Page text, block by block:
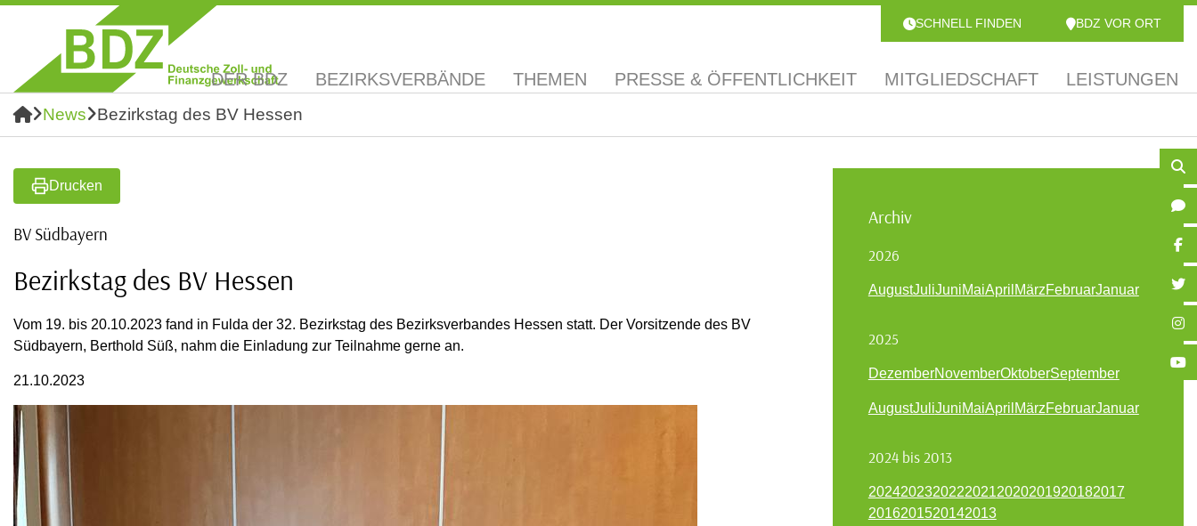
SCHNELL FINDEN BDZ VOR ORT
DER BDZ BEZIRKSVERBÄNDE THEMEN PRESSE & ÖFFENTLICHKEIT MITGLIEDSCHAFT LEISTUNGEN
News Bezirkstag des BV Hessen
Drucken
BV Südbayern
Bezirkstag des BV Hessen
Vom 19. bis 20.10.2023 fand in Fulda der 32. Bezirkstag des Bezirksverbandes Hessen statt. Der Vorsitzende des BV
Südbayern, Berthold Süß, nahm die Einladung zur Teilnahme gerne an.
21.10.2023
Archiv
2026
AugustJuliJuniMaiApril MärzFebruarJanuar
2025
DezemberNovemberOktoberSeptember
AugustJuliJuniMaiApril MärzFebruarJanuar
2024 bis 2013
20242023202220212020201920182017
2016201520142013